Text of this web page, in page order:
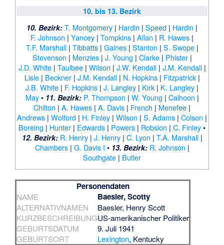
10. bis 13. Bezirk
10. Bezirk: T. Montgomery | Hardin | Speed | Hardin |
F. Johnson | Yancey | Tompkins | Allan | R. Hawes |
T.F. Marshall| Tibbatts| Gaines| Stanton | S. Swope|
Stevenson | Menzies| J. Young | Clarke| Phister|
J.D. White| Taulbee| Wilson | J.W. Kendall| J.M. Kendall|
Lisle| Beckner| J.M. Kendall| N. Hopkins| Fitzpatrick|
J.B. White | F. Hopkins | J. Langley | Kirk | K. Langley |
May• 11. Bezirk: P. Thompson | W. Young | Calhoon |
Chilton | A. Hawes | A. Davis | French | Menefee |
Andrews | Wolford | H. Finley | Wilson | S. Adams | Colson |
Boreing | Hunter | Edwards | Powers | Robsion | C. Finley•
12. Bezirk: R. Henry| J. Henry| C. Lyon | T.A. Marshall|
Chambers| G. Davis I • 13. Bezirk: R. Johnson |
Southgate | Butler
Personendaten
NAME Baesler, Scotty
ALTERNATIVNAMEN
Baesler, Henry Scott
KURZBESCHREIBUNGUS-amerikanischer Politiker
GEBURTSDATUM
9. Juli 1941
GEBURTSORT
Lexington, Kentucky